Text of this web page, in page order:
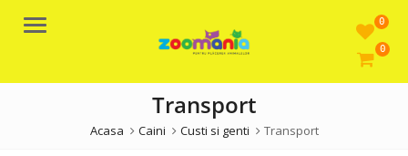
Meniu 0
0
Transport
Acasa Caini Custi si genti Transport